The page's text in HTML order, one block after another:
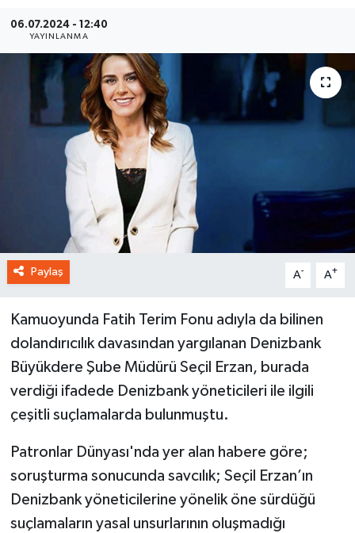
06.07.2024 - 12:40
YAYINLANMA
Paylaş A- A+
Kamuoyunda Fatih Terim Fonu adıyla da bilinen
dolandırıcılık davasından yargılanan Denizbank
Büyükdere Şube Müdürü Seçil Erzan, burada
verdiği ifadede Denizbank yöneticileri ile ilgili
çeşitli suçlamalarda bulunmuştu.
Patronlar Dünyası'nda yer alan habere göre;
soruşturma sonucunda savcılık; Seçil Erzan’ın
Denizbank yöneticilerine yönelik öne sürdüğü
suçlamaların yasal unsurlarının oluşmadığı